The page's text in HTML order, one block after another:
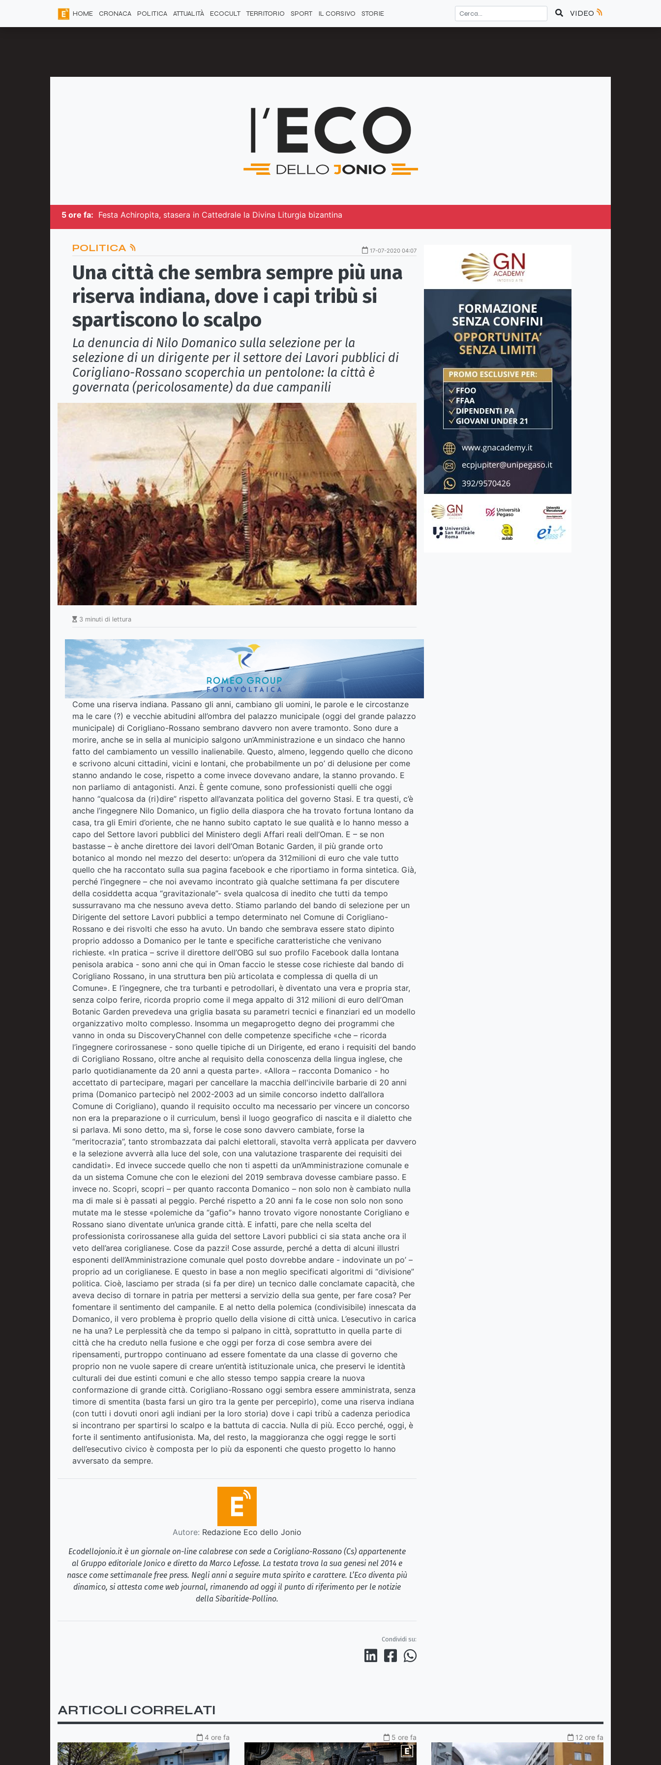
HOME CRONACA POLITICA ATTUALITÀ ECOCULT TERRITORIO SPORT IL CORSIVO STORIE VIDEO
5 ore fa: Festa Achiropita, stasera in Cattedrale la Divina Liturgia bizantina
POLITICA 17-07-2020 04:07
Una città che sembra sempre più una
riserva indiana, dove i capi tribù si
spartiscono lo scalpo
La denuncia di Nilo Domanico sulla selezione per la
selezione di un dirigente per il settore dei Lavori pubblici di
Corigliano-Rossano scoperchia un pentolone: la città è
governata (pericolosamente) da due campanili
3 minuti di lettura
Come una riserva indiana. Passano gli anni, cambiano gli uomini, le parole e le circostanze
ma le care (?) e vecchie abitudini all’ombra del palazzo municipale (oggi del grande palazzo
municipale) di Corigliano-Rossano sembrano davvero non avere tramonto. Sono dure a
morire, anche se in sella al municipio salgono un’Amministrazione e un sindaco che hanno
fatto del cambiamento un vessillo inalienabile. Questo, almeno, leggendo quello che dicono
e scrivono alcuni cittadini, vicini e lontani, che probabilmente un po’ di delusione per come
stanno andando le cose, rispetto a come invece dovevano andare, la stanno provando. E
non parliamo di antagonisti. Anzi. È gente comune, sono professionisti quelli che oggi
hanno “qualcosa da (ri)dire” rispetto all’avanzata politica del governo Stasi. E tra questi, c’è
anche l’ingegnere Nilo Domanico, un figlio della diaspora che ha trovato fortuna lontano da
casa, tra gli Emiri d’oriente, che ne hanno subito captato le sue qualità e lo hanno messo a
capo del Settore lavori pubblici del Ministero degli Affari reali dell’Oman. E – se non
bastasse – è anche direttore dei lavori dell’Oman Botanic Garden, il più grande orto
botanico al mondo nel mezzo del deserto: un’opera da 312milioni di euro che vale tutto
quello che ha raccontato sulla sua pagina facebook e che riportiamo in forma sintetica. Già,
perché l’ingegnere – che noi avevamo incontrato già qualche settimana fa per discutere
della cosiddetta acqua “gravitazionale”- svela qualcosa di inedito che tutti da tempo
sussurravano ma che nessuno aveva detto. Stiamo parlando del bando di selezione per un
Dirigente del settore Lavori pubblici a tempo determinato nel Comune di Corigliano-
Rossano e dei risvolti che esso ha avuto. Un bando che sembrava essere stato dipinto
proprio addosso a Domanico per le tante e specifiche caratteristiche che venivano
richieste. «In pratica – scrive il direttore dell’OBG sul suo profilo Facebook dalla lontana
penisola arabica - sono anni che qui in Oman faccio le stesse cose richieste dal bando di
Corigliano Rossano, in una struttura ben più articolata e complessa di quella di un
Comune». E l’ingegnere, che tra turbanti e petrodollari, è diventato una vera e propria star,
senza colpo ferire, ricorda proprio come il mega appalto di 312 milioni di euro dell’Oman
Botanic Garden prevedeva una griglia basata su parametri tecnici e finanziari ed un modello
organizzativo molto complesso. Insomma un megaprogetto degno dei programmi che
vanno in onda su DiscoveryChannel con delle competenze specifiche «che – ricorda
l’ingegnere corirossanese - sono quelle tipiche di un Dirigente, ed erano i requisiti del bando
di Corigliano Rossano, oltre anche al requisito della conoscenza della lingua inglese, che
parlo quotidianamente da 20 anni a questa parte». «Allora – racconta Domanico - ho
accettato di partecipare, magari per cancellare la macchia dell'incivile barbarie di 20 anni
prima (Domanico partecipò nel 2002-2003 ad un simile concorso indetto dall’allora
Comune di Corigliano), quando il requisito occulto ma necessario per vincere un concorso
non era la preparazione o il curriculum, bensì il luogo geografico di nascita e il dialetto che
si parlava. Mi sono detto, ma sì, forse le cose sono davvero cambiate, forse la
“meritocrazia”, tanto strombazzata dai palchi elettorali, stavolta verrà applicata per davvero
e la selezione avverrà alla luce del sole, con una valutazione trasparente dei requisiti dei
candidati». Ed invece succede quello che non ti aspetti da un’Amministrazione comunale e
da un sistema Comune che con le elezioni del 2019 sembrava dovesse cambiare passo. E
invece no. Scopri, scopri – per quanto racconta Domanico – non solo non è cambiato nulla
ma di male si è passati al peggio. Perché rispetto a 20 anni fa le cose non solo non sono
mutate ma le stesse «polemiche da “gafio”» hanno trovato vigore nonostante Corigliano e
Rossano siano diventate un’unica grande città. E infatti, pare che nella scelta del
professionista corirossanese alla guida del settore Lavori pubblici ci sia stata anche ora il
veto dell’area coriglianese. Cose da pazzi! Cose assurde, perché a detta di alcuni illustri
esponenti dell’Amministrazione comunale quel posto dovrebbe andare - indovinate un po’ –
proprio ad un coriglianese. E questo in base a non meglio specificati algoritmi di “divisione”
politica. Cioè, lasciamo per strada (si fa per dire) un tecnico dalle conclamate capacità, che
aveva deciso di tornare in patria per mettersi a servizio della sua gente, per fare cosa? Per
fomentare il sentimento del campanile. E al netto della polemica (condivisibile) innescata da
Domanico, il vero problema è proprio quello della visione di città unica. L’esecutivo in carica
ne ha una? Le perplessità che da tempo si palpano in città, soprattutto in quella parte di
città che ha creduto nella fusione e che oggi per forza di cose sembra avere dei
ripensamenti, purtroppo continuano ad essere fomentate da una classe di governo che
proprio non ne vuole sapere di creare un’entità istituzionale unica, che preservi le identità
culturali dei due estinti comuni e che allo stesso tempo sappia creare la nuova
conformazione di grande città. Corigliano-Rossano oggi sembra essere amministrata, senza
timore di smentita (basta farsi un giro tra la gente per percepirlo), come una riserva indiana
(con tutti i dovuti onori agli indiani per la loro storia) dove i capi tribù a cadenza periodica
si incontrano per spartirsi lo scalpo e la battuta di caccia. Nulla di più. Ecco perché, oggi, è
forte il sentimento antifusionista. Ma, del resto, la maggioranza che oggi regge le sorti
dell’esecutivo civico è composta per lo più da esponenti che questo progetto lo hanno
avversato da sempre.
Autore: Redazione Eco dello Jonio
Ecodellojonio.it è un giornale on-line calabrese con sede a Corigliano-Rossano (Cs) appartenente
al Gruppo editoriale Jonico e diretto da Marco Lefosse. La testata trova la sua genesi nel 2014 e
nasce come settimanale free press. Negli anni a seguire muta spirito e carattere. L’Eco diventa più
dinamico, si attesta come web journal, rimanendo ad oggi il punto di riferimento per le notizie
della Sibaritide-Pollino.
Condividi su:
ARTICOLI CORRELATI
4 ore fa 5 ore fa 12 ore fa